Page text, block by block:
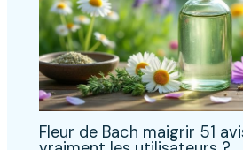
Fleur de Bach maigrir 51